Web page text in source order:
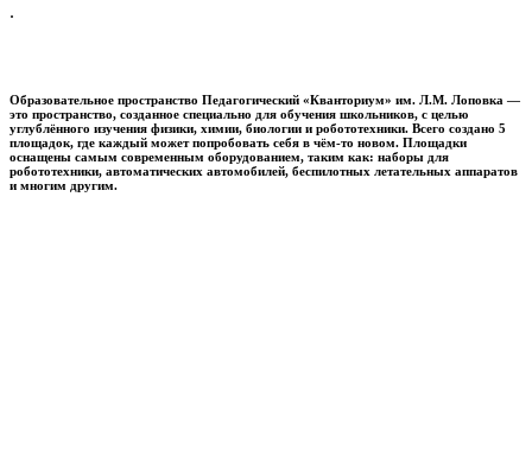
.
Образовательное пространство Педагогический «Кванториум» им. Л.М. Лоповка —
это пространство, созданное специально для обучения школьников, с целью
углублённого изучения физики, химии, биологии и робототехники. Всего создано 5
площадок, где каждый может попробовать себя в чём-то новом. Площадки
оснащены самым современным оборудованием, таким как: наборы для
робототехники, автоматических автомобилей, беспилотных летательных аппаратов
и многим другим.